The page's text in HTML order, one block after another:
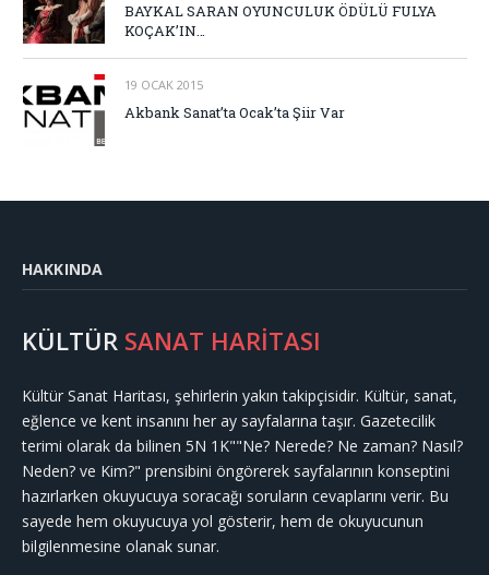
BAYKAL SARAN OYUNCULUK ÖDÜLÜ FULYA
KOÇAK’IN…
19 OCAK 2015
Akbank Sanat’ta Ocak’ta Şiir Var
HAKKINDA
KÜLTÜR SANAT HARİTASI
Kültür Sanat Haritası, şehirlerin yakın takipçisidir. Kültür, sanat,
eğlence ve kent insanını her ay sayfalarına taşır. Gazetecilik
terimi olarak da bilinen 5N 1K""Ne? Nerede? Ne zaman? Nasıl?
Neden? ve Kim?" prensibini öngörerek sayfalarının konseptini
hazırlarken okuyucuya soracağı soruların cevaplarını verir. Bu
sayede hem okuyucuya yol gösterir, hem de okuyucunun
bilgilenmesine olanak sunar.